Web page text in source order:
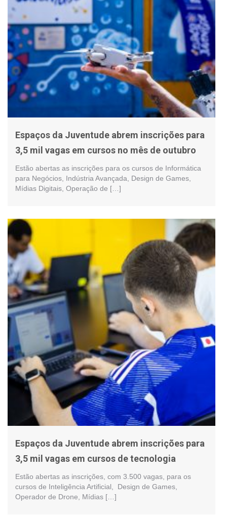
Espaços da Juventude abrem inscrições para
3,5 mil vagas em cursos no mês de outubro
Estão abertas as inscrições para os cursos de Informática
para Negócios, Indústria Avançada, Design de Games,
Mídias Digitais, Operação de […]
Espaços da Juventude abrem inscrições para
3,5 mil vagas em cursos de tecnologia
Estão abertas as inscrições, com 3.500 vagas, para os
cursos de Inteligência Artificial, Design de Games,
Operador de Drone, Mídias […]